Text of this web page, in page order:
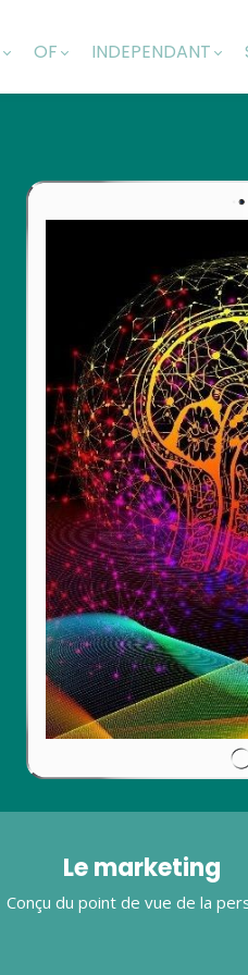
OF INDEPENDANT
Le marketing
Conçu du point de vue de la